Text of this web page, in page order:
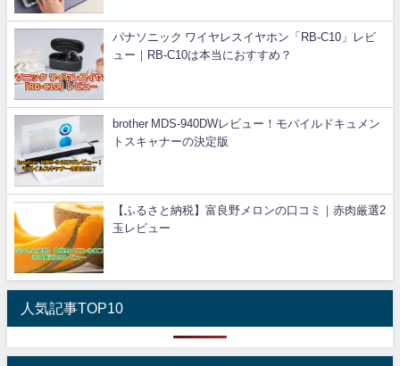
パナソニック ワイヤレスイヤホン「RB-C10」レビ
ュー｜RB-C10は本当におすすめ？
brother MDS-940DWレビュー！モバイルドキュメン
トスキャナーの決定版
【ふるさと納税】富良野メロンの口コミ｜赤肉厳選2
玉レビュー
人気記事TOP10